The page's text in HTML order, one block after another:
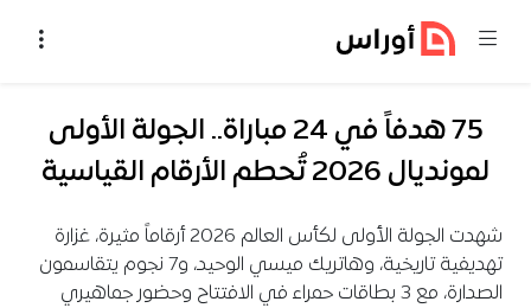
75 هدفاً في 24 مباراة.. الجولة الأولى
لمونديال 2026 تُحطم الأرقام القياسية
شهدت الجولة الأولى لكأس العالم 2026 أرقاماً مثيرة، غزارة
تهديفية تاريخية، وهاتريك ميسي الوحيد، و7 نجوم يتقاسمون
الصدارة، مع 3 بطاقات حمراء في الافتتاح وحضور جماهيري